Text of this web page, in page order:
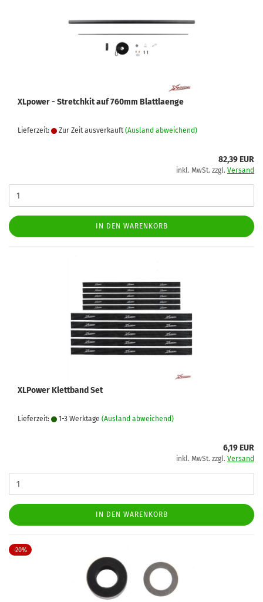
XLpower - Stretchkit auf 760mm Blattlaenge
Lieferzeit: Zur Zeit ausverkauft (Ausland abweichend)
82,39 EUR
inkl. MwSt. zzgl. Versand
IN DEN WARENKORB
XLPower Klettband Set
Lieferzeit: 1-3 Werktage (Ausland abweichend)
6,19 EUR
inkl. MwSt. zzgl. Versand
IN DEN WARENKORB
-20%